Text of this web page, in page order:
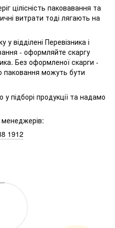
цілісність паковавання та
витрати тоді лягають на
відділені Перевізника і
- оформляйте скаргу
Без оформленої скарги -
паковання можуть бути
продукції та надамо
1912